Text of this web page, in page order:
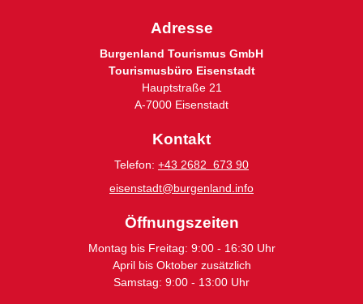
Adresse
Burgenland Tourismus GmbH
Tourismusbüro Eisenstadt
Hauptstraße 21
A-7000 Eisenstadt
Kontakt
Telefon: +43 2682 673 90
eisenstadt@burgenland.info
Öffnungszeiten
Montag bis Freitag: 9:00 - 16:30 Uhr
April bis Oktober zusätzlich
Samstag: 9:00 - 13:00 Uhr